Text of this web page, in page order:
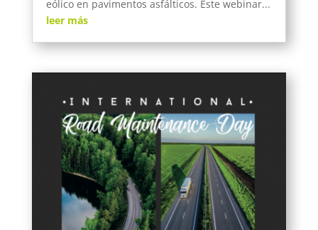
eólico en pavimentos asfálticos. Este webinar...
leer más